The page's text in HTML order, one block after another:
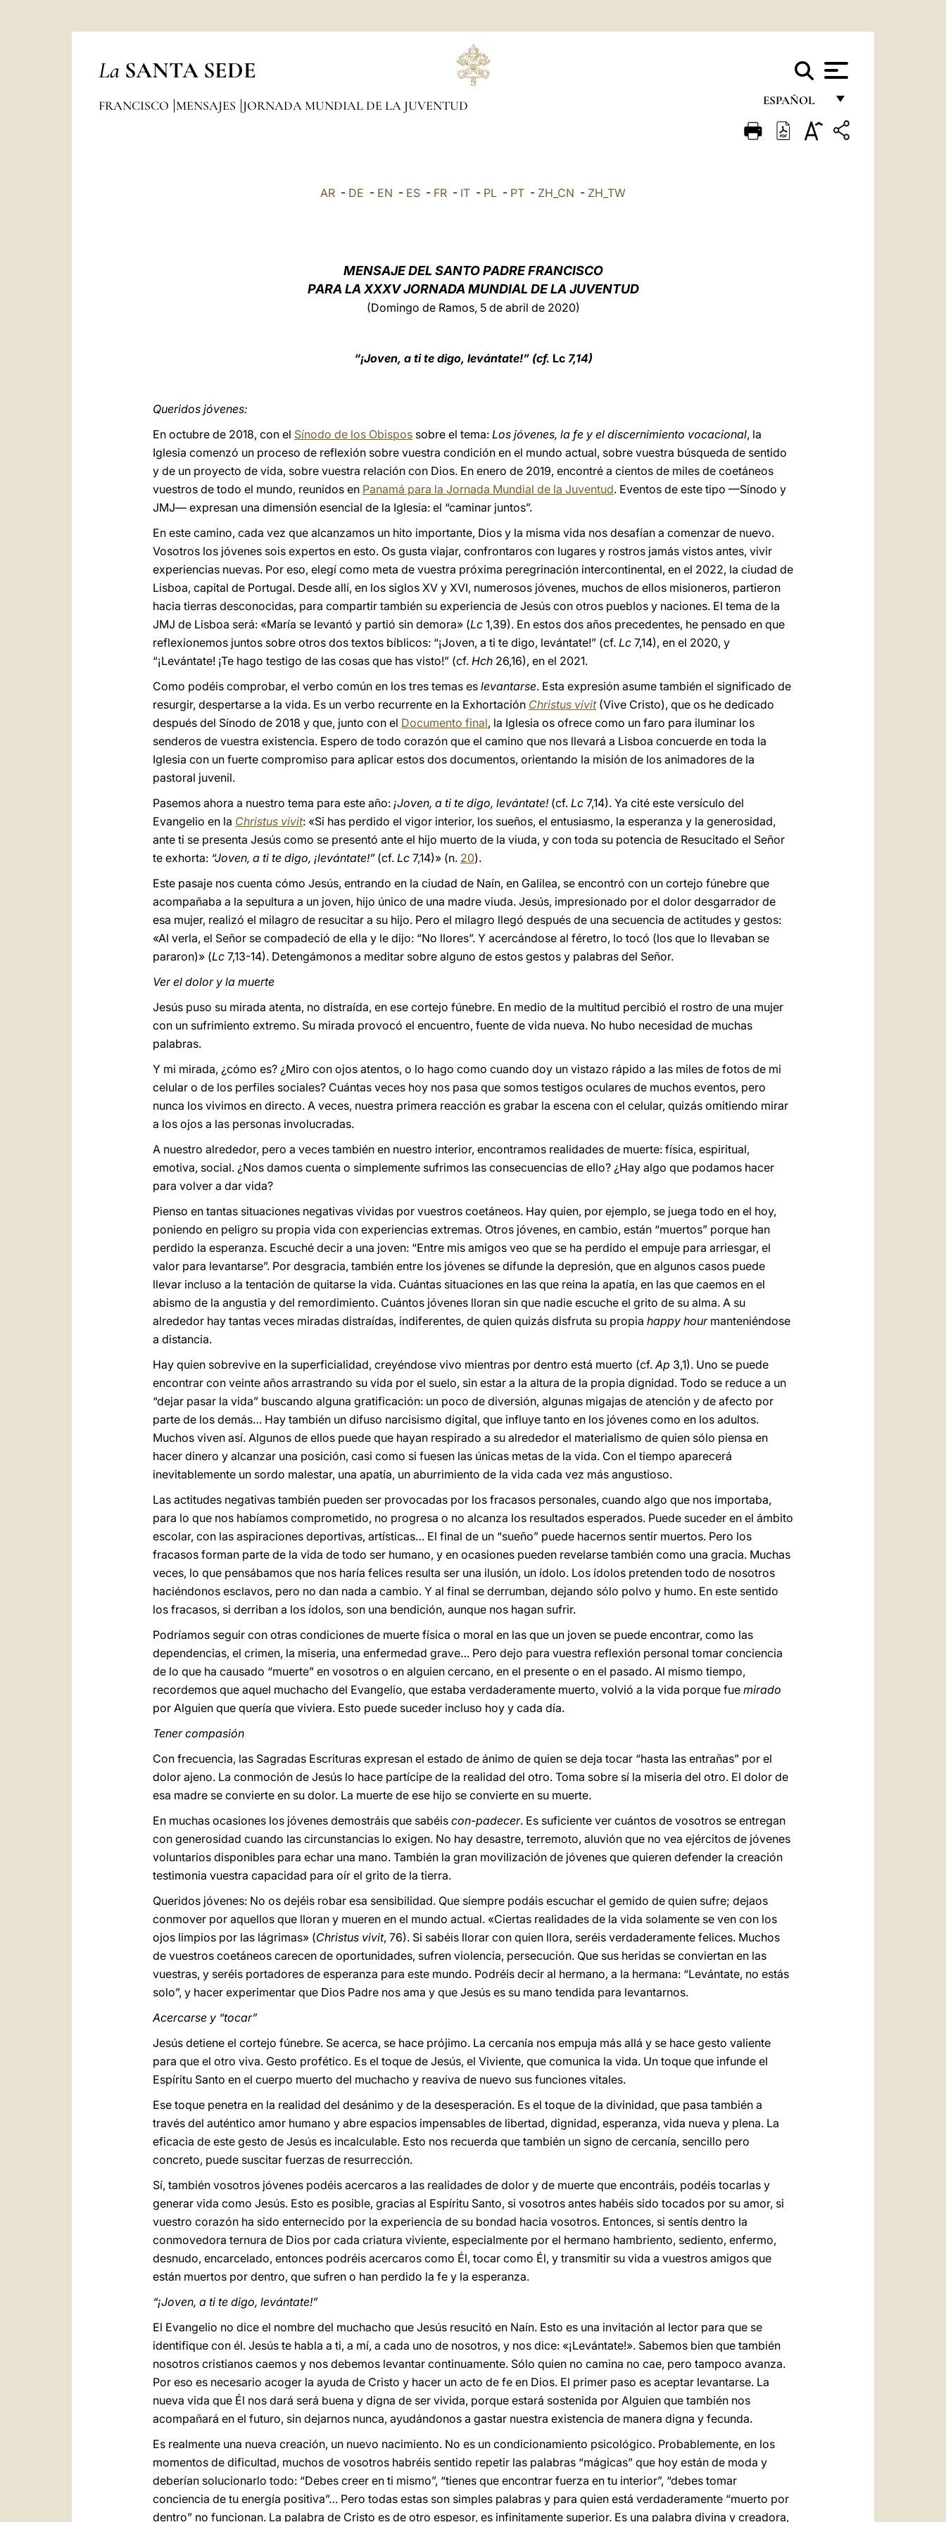
La SANTA SEDE
ESPAÑOL
FRANÇAIS
FRANCISCO MENSAJES JORNADA MUNDIAL DE LA JUVENTUD
AR - DE - EN - ES - FR - IT - PL - PT - ZH_CN - ZH_TW
MENSAJE DEL SANTO PADRE FRANCISCO
PARA LA XXXV JORNADA MUNDIAL DE LA JUVENTUD
(Domingo de Ramos, 5 de abril de 2020)
“¡Joven, a ti te digo, levántate!” (cf. Lc7,14)
Queridos jóvenes:
En octubre de 2018, con el Sínodo de los Obispos sobre el tema: Los jóvenes, la fe y el discernimiento vocacional, la
Iglesia comenzó un proceso de reflexión sobre vuestra condición en el mundo actual, sobre vuestra búsqueda de sentido
y de un proyecto de vida, sobre vuestra relación con Dios. En enero de 2019, encontré a cientos de miles de coetáneos
vuestros de todo el mundo, reunidos en Panamá para la Jornada Mundial de la Juventud. Eventos de este tipo —Sínodo y
JMJ— expresan una dimensión esencial de la Iglesia: el “caminar juntos”.
En este camino, cada vez que alcanzamos un hito importante, Dios y la misma vida nos desafían a comenzar de nuevo.
Vosotros los jóvenes sois expertos en esto. Os gusta viajar, confrontaros con lugares y rostros jamás vistos antes, vivir
experiencias nuevas. Por eso, elegí como meta de vuestra próxima peregrinación intercontinental, en el 2022, la ciudad de
Lisboa, capital de Portugal. Desde allí, en los siglos XV y XVI, numerosos jóvenes, muchos de ellos misioneros, partieron
hacia tierras desconocidas, para compartir también su experiencia de Jesús con otros pueblos y naciones. El tema de la
JMJ de Lisboa será: «María se levantó y partió sin demora» (Lc 1,39). En estos dos años precedentes, he pensado en que
reflexionemos juntos sobre otros dos textos bíblicos: “¡Joven, a ti te digo, levántate!” (cf. Lc 7,14), en el 2020, y
“¡Levántate! ¡Te hago testigo de las cosas que has visto!” (cf. Hch 26,16), en el 2021.
Como podéis comprobar, el verbo común en los tres temas es levantarse. Esta expresión asume también el significado de
resurgir, despertarse a la vida. Es un verbo recurrente en la Exhortación Christus vivit(Vive Cristo), que os he dedicado
después del Sínodo de 2018 y que, junto con el Documento final, la Iglesia os ofrece como un faro para iluminar los
senderos de vuestra existencia. Espero de todo corazón que el camino que nos llevará a Lisboa concuerde en toda la
Iglesia con un fuerte compromiso para aplicar estos dos documentos, orientando la misión de los animadores de la
pastoral juvenil.
Pasemos ahora a nuestro tema para este año: ¡Joven, a ti te digo, levántate! (cf. Lc 7,14). Ya cité este versículo del
Evangelio en la Christus vivit: «Si has perdido el vigor interior, los sueños, el entusiasmo, la esperanza y la generosidad,
ante ti se presenta Jesús como se presentó ante el hijo muerto de la viuda, y con toda su potencia de Resucitado el Señor
te exhorta: “Joven, a ti te digo, ¡levántate!”(cf. Lc 7,14)» (n. 20).
Este pasaje nos cuenta cómo Jesús, entrando en la ciudad de Naín, en Galilea, se encontró con un cortejo fúnebre que
acompañaba a la sepultura a un joven, hijo único de una madre viuda. Jesús, impresionado por el dolor desgarrador de
esa mujer, realizó el milagro de resucitar a su hijo. Pero el milagro llegó después de una secuencia de actitudes y gestos:
«Al verla, el Señor se compadeció de ella y le dijo: “No llores”. Y acercándose al féretro, lo tocó (los que lo llevaban se
pararon)» (Lc 7,13-14). Detengámonos a meditar sobre alguno de estos gestos y palabras del Señor.
Ver el dolor y la muerte
Jesús puso su mirada atenta, no distraída, en ese cortejo fúnebre. En medio de la multitud percibió el rostro de una mujer
con un sufrimiento extremo. Su mirada provocó el encuentro, fuente de vida nueva. No hubo necesidad de muchas
palabras.
Y mi mirada, ¿cómo es? ¿Miro con ojos atentos, o lo hago como cuando doy un vistazo rápido a las miles de fotos de mi
celular o de los perfiles sociales? Cuántas veces hoy nos pasa que somos testigos oculares de muchos eventos, pero
nunca los vivimos en directo. A veces, nuestra primera reacción es grabar la escena con el celular, quizás omitiendo mirar
a los ojos a las personas involucradas.
A nuestro alrededor, pero a veces también en nuestro interior, encontramos realidades de muerte: física, espiritual,
emotiva, social. ¿Nos damos cuenta o simplemente sufrimos las consecuencias de ello? ¿Hay algo que podamos hacer
para volver a dar vida?
Pienso en tantas situaciones negativas vividas por vuestros coetáneos. Hay quien, por ejemplo, se juega todo en el hoy,
poniendo en peligro su propia vida con experiencias extremas. Otros jóvenes, en cambio, están “muertos” porque han
perdido la esperanza. Escuché decir a una joven: “Entre mis amigos veo que se ha perdido el empuje para arriesgar, el
valor para levantarse”. Por desgracia, también entre los jóvenes se difunde la depresión, que en algunos casos puede
llevar incluso a la tentación de quitarse la vida. Cuántas situaciones en las que reina la apatía, en las que caemos en el
abismo de la angustia y del remordimiento. Cuántos jóvenes lloran sin que nadie escuche el grito de su alma. A su
alrededor hay tantas veces miradas distraídas, indiferentes, de quien quizás disfruta su propia happy hour manteniéndose
a distancia.
Hay quien sobrevive en la superficialidad, creyéndose vivo mientras por dentro está muerto (cf.Ap 3,1). Uno se puede
encontrar con veinte años arrastrando su vida por el suelo, sin estar a la altura de la propia dignidad. Todo se reduce a un
“dejar pasar la vida” buscando alguna gratificación: un poco de diversión, algunas migajas de atención y de afecto por
parte de los demás… Hay también un difuso narcisismo digital, que influye tanto en los jóvenes como en los adultos.
Muchos viven así. Algunos de ellos puede que hayan respirado a su alrededor el materialismo de quien sólo piensa en
hacer dinero y alcanzar una posición, casi como si fuesen las únicas metas de la vida. Con el tiempo aparecerá
inevitablemente un sordo malestar, una apatía, un aburrimiento de la vida cada vez más angustioso.
Las actitudes negativas también pueden ser provocadas por los fracasos personales, cuando algo que nos importaba,
para lo que nos habíamos comprometido, no progresa o no alcanza los resultados esperados. Puede suceder en el ámbito
escolar, con las aspiraciones deportivas, artísticas… El final de un “sueño” puede hacernos sentir muertos. Pero los
fracasos forman parte de la vida de todo ser humano, y en ocasiones pueden revelarse también como una gracia. Muchas
veces, lo que pensábamos que nos haría felices resulta ser una ilusión, un ídolo. Los ídolos pretenden todo de nosotros
haciéndonos esclavos, pero no dan nada a cambio. Y al final se derrumban, dejando sólo polvo y humo. En este sentido
los fracasos, si derriban a los ídolos, son una bendición, aunque nos hagan sufrir.
Podríamos seguir con otras condiciones de muerte física o moral en las que un joven se puede encontrar, como las
dependencias, el crimen, la miseria, una enfermedad grave… Pero dejo para vuestra reflexión personal tomar conciencia
de lo que ha causado “muerte” en vosotros o en alguien cercano, en el presente o en el pasado. Al mismo tiempo,
recordemos que aquel muchacho del Evangelio, que estaba verdaderamente muerto, volvió a la vida porque fue mirado
por Alguien que quería que viviera. Esto puede suceder incluso hoy y cada día.
Tener compasión
Con frecuencia, las Sagradas Escrituras expresan el estado de ánimo de quien se deja tocar “hasta las entrañas” por el
dolor ajeno. La conmoción de Jesús lo hace partícipe de la realidad del otro. Toma sobre sí la miseria del otro. El dolor de
esa madre se convierte en su dolor. La muerte de ese hijo se convierte en su muerte.
En muchas ocasiones los jóvenes demostráis que sabéis con-padecer. Es suficiente ver cuántos de vosotros se entregan
con generosidad cuando las circunstancias lo exigen. No hay desastre, terremoto, aluvión que no vea ejércitos de jóvenes
voluntarios disponibles para echar una mano. También la gran movilización de jóvenes que quieren defender la creación
testimonia vuestra capacidad para oír el grito de la tierra.
Queridos jóvenes: No os dejéis robar esa sensibilidad. Que siempre podáis escuchar el gemido de quien sufre; dejaos
conmover por aquellos que lloran y mueren en el mundo actual. «Ciertas realidades de la vida solamente se ven con los
ojos limpios por las lágrimas» (Christus vivit, 76). Si sabéis llorar con quien llora, seréis verdaderamente felices. Muchos
de vuestros coetáneos carecen de oportunidades, sufren violencia, persecución. Que sus heridas se conviertan en las
vuestras, y seréis portadores de esperanza para este mundo. Podréis decir al hermano, a la hermana: “Levántate, no estás
solo”, y hacer experimentar que Dios Padre nos ama y que Jesús es su mano tendida para levantarnos.
Acercarse y “tocar”
Jesús detiene el cortejo fúnebre. Se acerca, se hace prójimo. La cercanía nos empuja más allá y se hace gesto valiente
para que el otro viva. Gesto profético. Es el toque de Jesús, el Viviente, que comunica la vida. Un toque que infunde el
Espíritu Santo en el cuerpo muerto del muchacho y reaviva de nuevo sus funciones vitales.
Ese toque penetra en la realidad del desánimo y de la desesperación. Es el toque de la divinidad, que pasa también a
través del auténtico amor humano y abre espacios impensables de libertad, dignidad, esperanza, vida nueva y plena. La
eficacia de este gesto de Jesús es incalculable. Esto nos recuerda que también un signo de cercanía, sencillo pero
concreto, puede suscitar fuerzas de resurrección.
Sí, también vosotros jóvenes podéis acercaros a las realidades de dolor y de muerte que encontráis, podéis tocarlas y
generar vida como Jesús. Esto es posible, gracias al Espíritu Santo, si vosotros antes habéis sido tocados por su amor, si
vuestro corazón ha sido enternecido por la experiencia de su bondad hacia vosotros. Entonces, si sentís dentro la
conmovedora ternura de Dios por cada criatura viviente, especialmente por el hermano hambriento, sediento, enfermo,
desnudo, encarcelado, entonces podréis acercaros como Él, tocar como Él, y transmitir su vida a vuestros amigos que
están muertos por dentro, que sufren o han perdido la fe y la esperanza.
“¡Joven, a ti te digo, levántate!”
El Evangelio no dice el nombre del muchacho que Jesús resucitó en Naín. Esto es una invitación al lector para que se
identifique con él. Jesús te habla a ti, a mí, a cada uno de nosotros, y nos dice: «¡Levántate!». Sabemos bien que también
nosotros cristianos caemos y nos debemos levantar continuamente. Sólo quien no camina no cae, pero tampoco avanza.
Por eso es necesario acoger la ayuda de Cristo y hacer un acto de fe en Dios. El primer paso es aceptar levantarse. La
nueva vida que Él nos dará será buena y digna de ser vivida, porque estará sostenida por Alguien que también nos
acompañará en el futuro, sin dejarnos nunca, ayudándonos a gastar nuestra existencia de manera digna y fecunda.
Es realmente una nueva creación, un nuevo nacimiento. No es un condicionamiento psicológico. Probablemente, en los
momentos de dificultad, muchos de vosotros habréis sentido repetir las palabras “mágicas” que hoy están de moda y
deberían solucionarlo todo: “Debes creer en ti mismo”, “tienes que encontrar fuerza en tu interior”, “debes tomar
conciencia de tu energía positiva”… Pero todas estas son simples palabras y para quien está verdaderamente “muerto por
dentro” no funcionan. La palabra de Cristo es de otro espesor, es infinitamente superior. Es una palabra divina y creadora,